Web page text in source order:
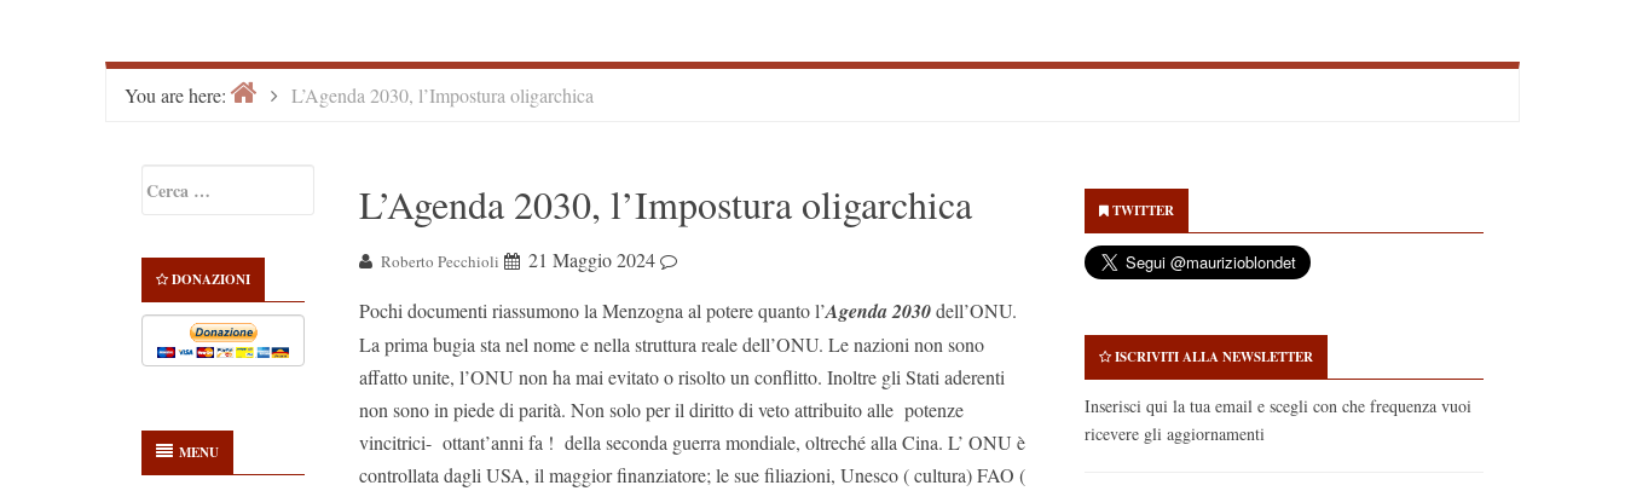
You are here: HomeL’Agenda 2030, l’Impostura oligarchica
Sidebar
per:
DONAZIONI
MENU
L’Agenda 2030, l’Impostura oligarchica
Roberto Pecchioli
21 Maggio 2024
Pochi documenti riassumono la Menzogna al potere quanto l’Agenda 2030dell’ONU.
La prima bugia sta nel nome e nella struttura reale dell’ONU. Le nazioni non sono
affatto unite, l’ONU non ha mai evitato o risolto un conflitto. Inoltre gli Stati aderenti
non sono in piede di parità. Non solo per il diritto di veto attribuito alle potenze
vincitrici- ottant’anni fa ! della seconda guerra mondiale, oltreché alla Cina. L’ ONU è
controllata dagli USA, il maggior finanziatore; le sue filiazioni, Unesco ( cultura) FAO (
Sidebar
TWITTER
ISCRIVITI ALLA NEWSLETTER
Inserisci qui la tua email e scegli con che frequenza vuoi
ricevere gli aggiornamenti